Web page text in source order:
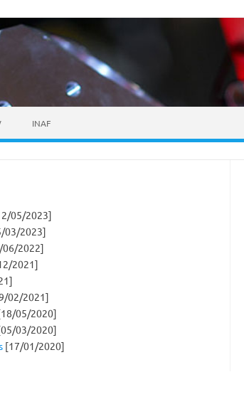
INAF
05/2023]
03/2023]
06/2022]
2021]
02/2021]
05/2020]
03/2020]
[17/01/2020]